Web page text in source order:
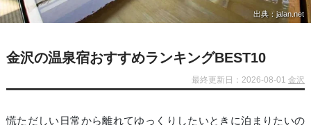
出典：jalan.net
金沢の温泉宿おすすめランキングBEST10
最終更新日：2026-08-01金沢
慌ただしい日常から離れてゆっくりしたいときに泊まりたいの